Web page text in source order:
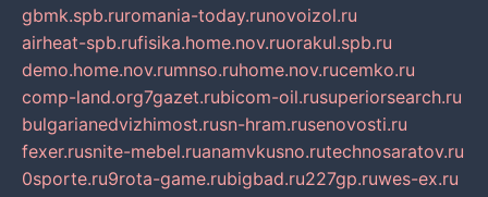
gbmk.spb.ruromania-today.runovoizol.ru
airheat-spb.rufisika.home.nov.ruorakul.spb.ru
demo.home.nov.rumnso.ruhome.nov.rucemko.ru
comp-land.org7gazet.rubicom-oil.rusuperiorsearch.ru
bulgarianedvizhimost.rusn-hram.rusenovosti.ru
fexer.rusnite-mebel.ruanamvkusno.rutechnosaratov.ru
0sporte.ru9rota-game.rubigbad.ru227gp.ruwes-ex.ru